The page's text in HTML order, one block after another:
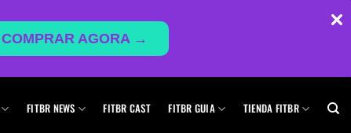
COMPRAR AGORA →
FITBR NEWS FITBR CAST FITBR GUIA TIENDA FITBR